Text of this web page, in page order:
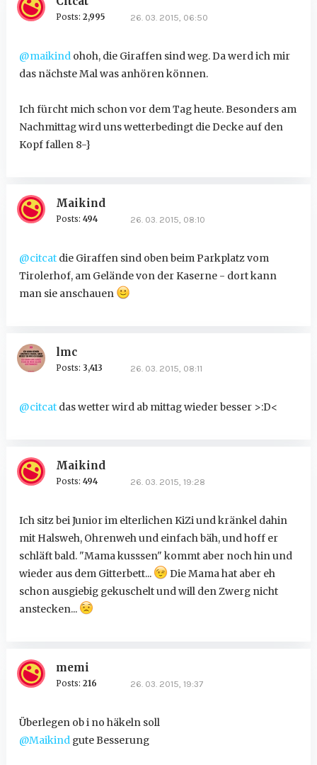
Posts: 2,995 26. 03. 2015, 06:50
@maikindohoh, die Giraffen sind weg. Da werd ich mir
das nächste Mal was anhören können.
Ich fürcht mich schon vor dem Tag heute. Besonders am
Nachmittag wird uns wetterbedingt die Decke auf den
Kopf fallen 8-}
Maikind
Posts: 494 26. 03. 2015, 08:10
@citcatdie Giraffen sind oben beim Parkplatz vom
Tirolerhof, am Gelände von der Kaserne - dort kann
man sie anschauen
lmc
Posts: 3,413 26. 03. 2015, 08:11
@citcatdas wetter wird ab mittag wieder besser >:D<
Maikind
Posts: 494 26. 03. 2015, 19:28
Ich sitz bei Junior im elterlichen KiZi und kränkel dahin
mit Halsweh, Ohrenweh und einfach bäh, und hoff er
schläft bald. "Mama kusssen" kommt aber noch hin und
wieder aus dem Gitterbett...
Die Mama hat aber eh
schon ausgiebig gekuschelt und will den Zwerg nicht
anstecken...
memi
Posts: 216 26. 03. 2015, 19:37
Überlegen ob i no häkeln soll
@Maikindgute Besserung